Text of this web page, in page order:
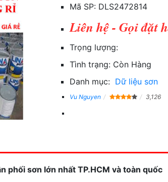
Mã SP: DLS2472814
Liên hệ - Gọi đặt
Trọng lượng:
Tình trạng: Còn Hàng
Danh mục: Dữ liệu sơn
Vu Nguyen 3,126
phối sơn lớn nhất TP.HCM và toàn quốc